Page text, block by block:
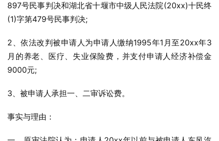
897号民事判决和湖北省十堰市中级人民法院(20xx)十民终
(1)字第479号民事判决;
2、依法改判被申请人为申请人缴纳1995年1月至20xx年3
月的养老、医疗、失业保险费，并支付申请人经济补偿金
9000元;
3、被申请人承担一、二审诉讼费。
事实与理由：